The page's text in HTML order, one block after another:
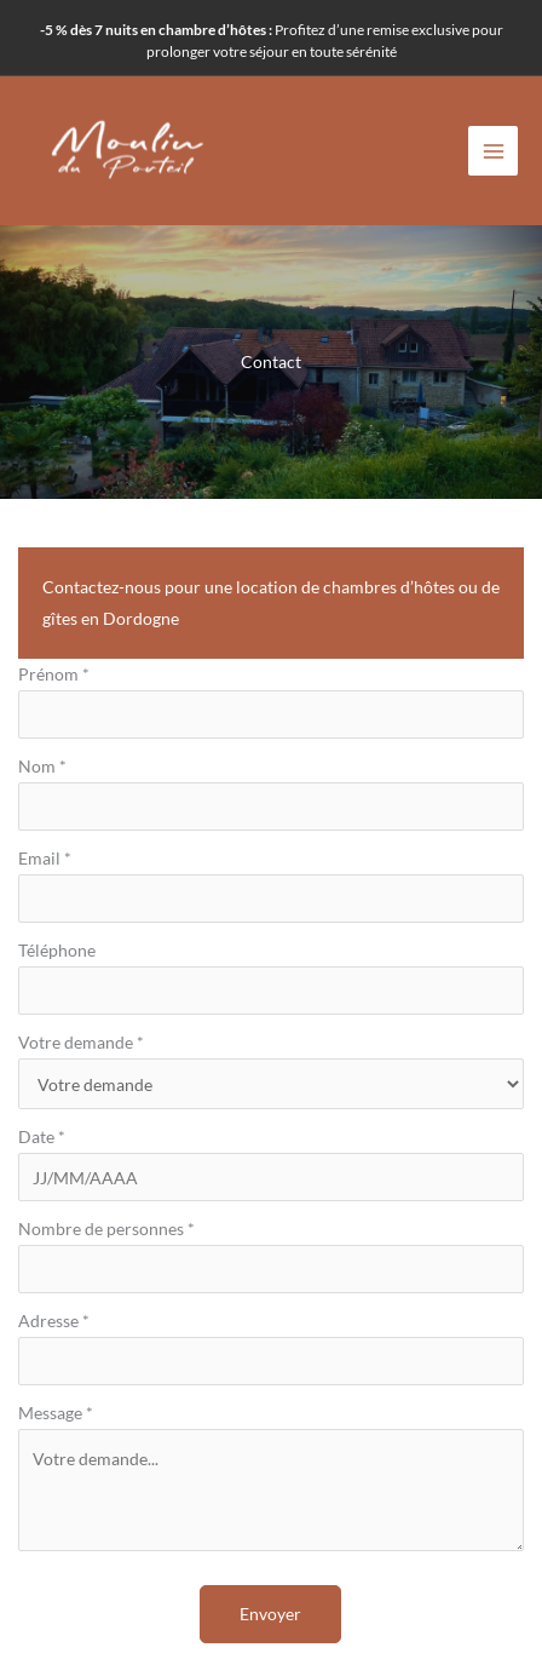
contenu
-5 % dès 7 nuits en chambre d’hôtes :Profitez d’une remise exclusive pour
prolonger votre séjour en toute sérénité
Contact
Contactez-nous pour une location de chambres d’hôtes ou de
gîtes en Dordogne
Formulaire
contact
Prénom *
Nom *
Email *
Téléphone
Votre demande *
Date *
Nombre de personnes *
Adresse *
Message *
Envoyer